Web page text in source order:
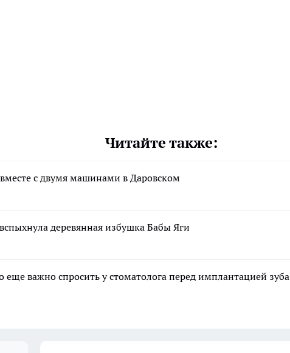
Читайте также:
с двумя машинами в Даровском
деревянная избушка Бабы Яги
еще важно спросить у стоматолога перед имплантацией зуба